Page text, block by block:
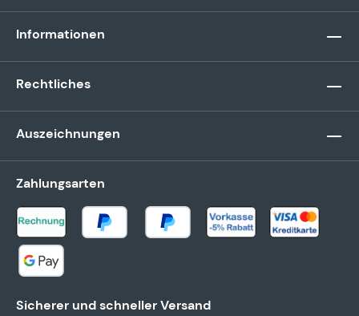
Informationen
Rechtliches
Auszeichnungen
Zahlungsarten
Sicherer und schneller Versand